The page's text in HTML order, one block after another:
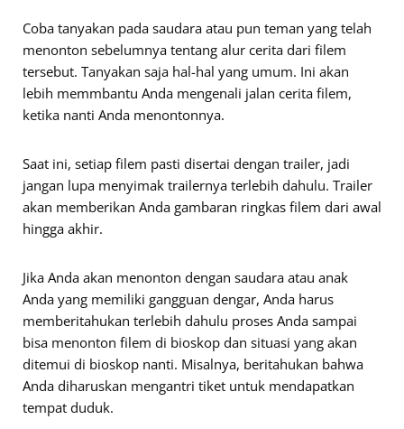
Coba tanyakan pada saudara atau pun teman yang telah
menonton sebelumnya tentang alur cerita dari filem
tersebut. Tanyakan saja hal-hal yang umum. Ini akan
lebih memmbantu Anda mengenali jalan cerita filem,
ketika nanti Anda menontonnya.
Saat ini, setiap filem pasti disertai dengan trailer, jadi
jangan lupa menyimak trailernya terlebih dahulu. Trailer
akan memberikan Anda gambaran ringkas filem dari awal
hingga akhir.
Jika Anda akan menonton dengan saudara atau anak
Anda yang memiliki gangguan dengar, Anda harus
memberitahukan terlebih dahulu proses Anda sampai
bisa menonton filem di bioskop dan situasi yang akan
ditemui di bioskop nanti. Misalnya, beritahukan bahwa
Anda diharuskan mengantri tiket untuk mendapatkan
tempat duduk.